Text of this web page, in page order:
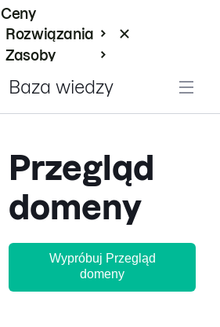
Ceny
Rozwiązania
Zasoby
Baza wiedzy
Przegląd
domeny
Wypróbuj Przegląd
domeny